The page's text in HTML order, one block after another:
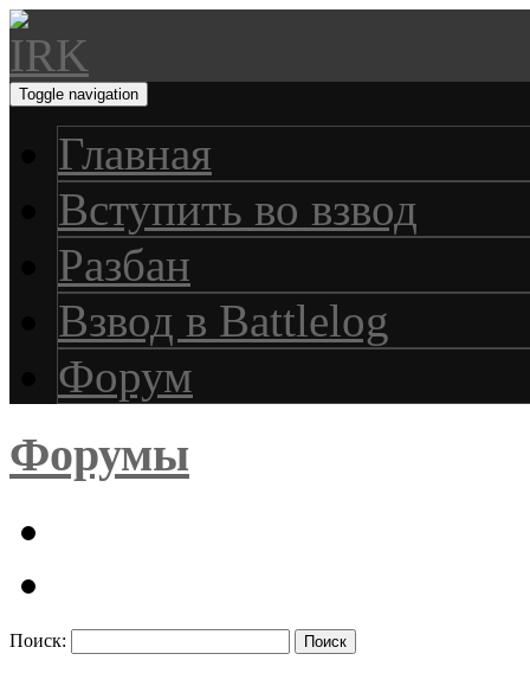
Toggle navigation
Главная
Вступить во взвод
Разбан
Взвод в Battlelog
Форум
Форумы
Поиск: